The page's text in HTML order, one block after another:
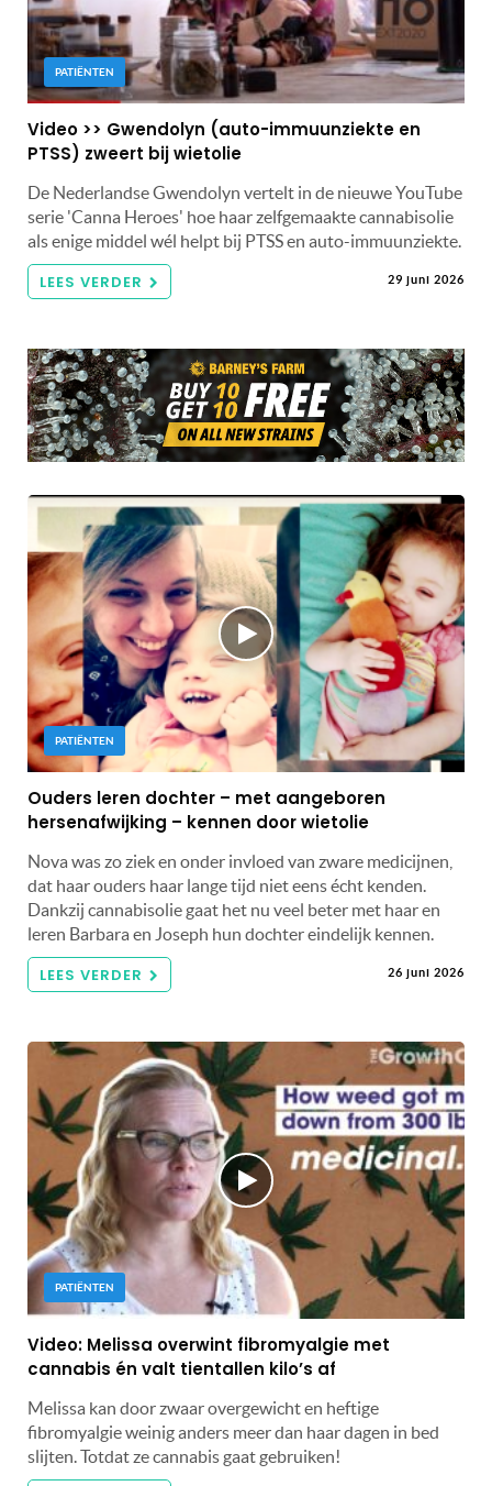
PATIËNTEN
Video >> Gwendolyn (auto-immuunziekte en
PTSS) zweert bij wietolie
De Nederlandse Gwendolyn vertelt in de nieuwe YouTube
serie 'Canna Heroes' hoe haar zelfgemaakte cannabisolie
als enige middel wél helpt bij PTSS en auto-immuunziekte.
LEES VERDER 29 juni 2026
PATIËNTEN
Ouders leren dochter – met aangeboren
hersenafwijking – kennen door wietolie
Nova was zo ziek en onder invloed van zware medicijnen,
dat haar ouders haar lange tijd niet eens écht kenden.
Dankzij cannabisolie gaat het nu veel beter met haar en
leren Barbara en Joseph hun dochter eindelijk kennen.
LEES VERDER 26 juni 2026
PATIËNTEN
Video: Melissa overwint fibromyalgie met
cannabis én valt tientallen kilo’s af
Melissa kan door zwaar overgewicht en heftige
fibromyalgie weinig anders meer dan haar dagen in bed
slijten. Totdat ze cannabis gaat gebruiken!